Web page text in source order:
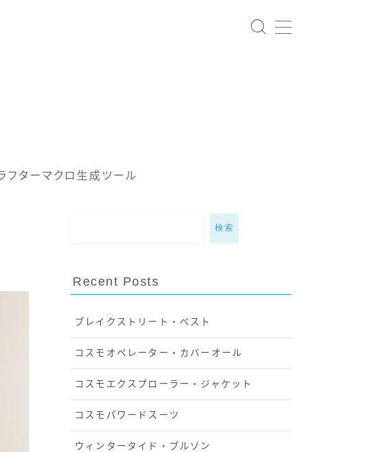
フターマクロ生成ツール
検索
Recent Posts
ブレイクストリート・ベスト
コスモオペレーター・カバーオール
コスモエクスプローラー・ジャケット
コスモパワードスーツ
ウィンタータイド・ブルゾン